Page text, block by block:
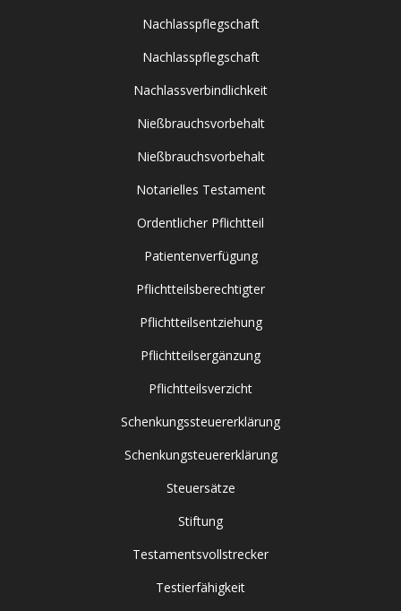
Nachlasspflegschaft
Nachlasspflegschaft
Nachlassverbindlichkeit
Nießbrauchsvorbehalt
Nießbrauchsvorbehalt
Notarielles Testament
Ordentlicher Pflichtteil
Patientenverfügung
Pflichtteilsberechtigter
Pflichtteilsentziehung
Pflichtteilsergänzung
Pflichtteilsverzicht
Schenkungssteuererklärung
Schenkungsteuererklärung
Steuersätze
Stiftung
Testamentsvollstrecker
Testierfähigkeit